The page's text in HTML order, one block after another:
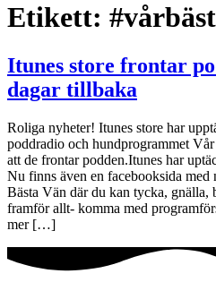
Etikett:
Itunes store frontar
dagar tillbaka
Roliga nyheter! Itunes store har
poddradio och hundprogrammet
att de frontar podden.Itunes har
Nu finns även en facebooksida
Bästa Vän där du kan tycka, gnälla,
framför allt- komma med
mer […]